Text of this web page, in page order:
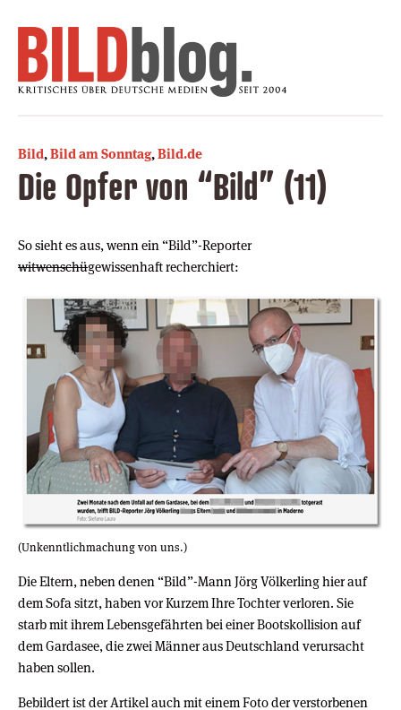
Bild,Bild am Sonntag,Bild.de
Die Opfer von “Bild” (11)
So sieht es aus, wenn ein “Bild”-Reporter
witwenschügewissenhaft recherchiert:
(Unkenntlichmachung von uns.)
Die Eltern, neben denen “Bild”-Mann Jörg Völkerling hier auf
dem Sofa sitzt, haben vor Kurzem Ihre Tochter verloren. Sie
starb mit ihrem Lebensgefährten bei einer Bootskollision auf
dem Gardasee, die zwei Männer aus Deutschland verursacht
haben sollen.
Bebildert ist der Artikel auch mit einem Foto der verstorbenen